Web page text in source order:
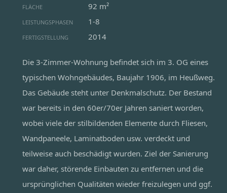
FLÄCHE 92 m²
LEISTUNGSPHASEN 1-8
FERTIGSTELLUNG 2014
Die 3-Zimmer-Wohnung befindet sich im 3. OG eines
typischen Wohngebäudes, Baujahr 1906, im Heußweg.
Das Gebäude steht unter Denkmalschutz. Der Bestand
war bereits in den 60er/70er Jahren saniert worden,
wobei viele der stilbildenden Elemente durch Fliesen,
Wandpaneele, Laminatboden usw. verdeckt und
teilweise auch beschädigt wurden. Ziel der Sanierung
war daher, störende Einbauten zu entfernen und die
ursprünglichen Qualitäten wieder freizulegen und ggf.